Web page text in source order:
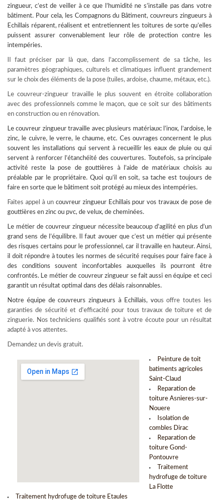
zingueur, c’est de veiller à ce que l’humidité ne s’installe pas dans votre
bâtiment. Pour cela, les Compagnons du Bâtiment, couvreurs zingueurs à
Echillais réparent, réalisent et entretiennent les toitures de sorte qu’elles
puissent assurer convenablement leur rôle de protection contre les
intempéries.
Il faut préciser par là que, dans l’accomplissement de sa tâche, les
paramètres géographiques, culturels et climatiques influent grandement
sur le choix des éléments de la pose (tuiles, ardoise, chaume, métaux, etc.).
Le couvreur-zingueur travaille le plus souvent en étroite collaboration
avec des professionnels comme le maçon, que ce soit sur des bâtiments
en construction ou en rénovation.
Le couvreur zingueur travaille avec plusieurs matériaux: l’inox, l’ardoise, le
zinc, le cuivre, le verre, le chaume, etc. Ces ouvrages concernent le plus
souvent les installations qui servent à recueillir les eaux de pluie ou qui
servent à renforcer l’étanchéité des couvertures. Toutefois, sa principale
activité reste la pose de gouttières à l’aide de matériaux choisis au
préalable par le propriétaire. Quoi qu’il en soit, sa tache est toujours de
faire en sorte que le bâtiment soit protégé au mieux des intempéries.
Faites appel à un couvreurzingueur Echillais pour vos travaux de pose de
gouttières en zinc ou pvc, de velux, de cheminées.
Le métier de couvreur zingueur nécessite beaucoup d’agilité en plus d’un
grand sens de l’équilibre. Il faut avouer que c’est un métier qui présente
des risques certains pour le professionnel, car il travaille en hauteur. Ainsi,
il doit répondre à toutes les normes de sécurité requises pour faire face à
des conditions souvent inconfortables auxquelles ils pourront être
confrontés. Le métier de couvreur zingueur se fait aussi en équipe et ceci
garantit un résultat optimal dans des délais raisonnables.
Notre équipe decouvreurs zingueurs à Echillais, vous offre toutes les
garanties de sécurité et d’efficacité pour tous travaux de toiture et de
zinguerie. Nos techniciens qualifiés sont à votre écoute pour un résultat
adapté à vos attentes.
Demandez un devis gratuit.
Peinture de toit
batiments agricoles
Saint-Claud
Reparation de
toiture Asnieres-sur-
Nouere
Isolation de
combles Dirac
Reparation de
toiture Gond-
Pontouvre
Traitement
hydrofuge de toiture
La Flotte
Traitement hydrofuge de toiture Etaules